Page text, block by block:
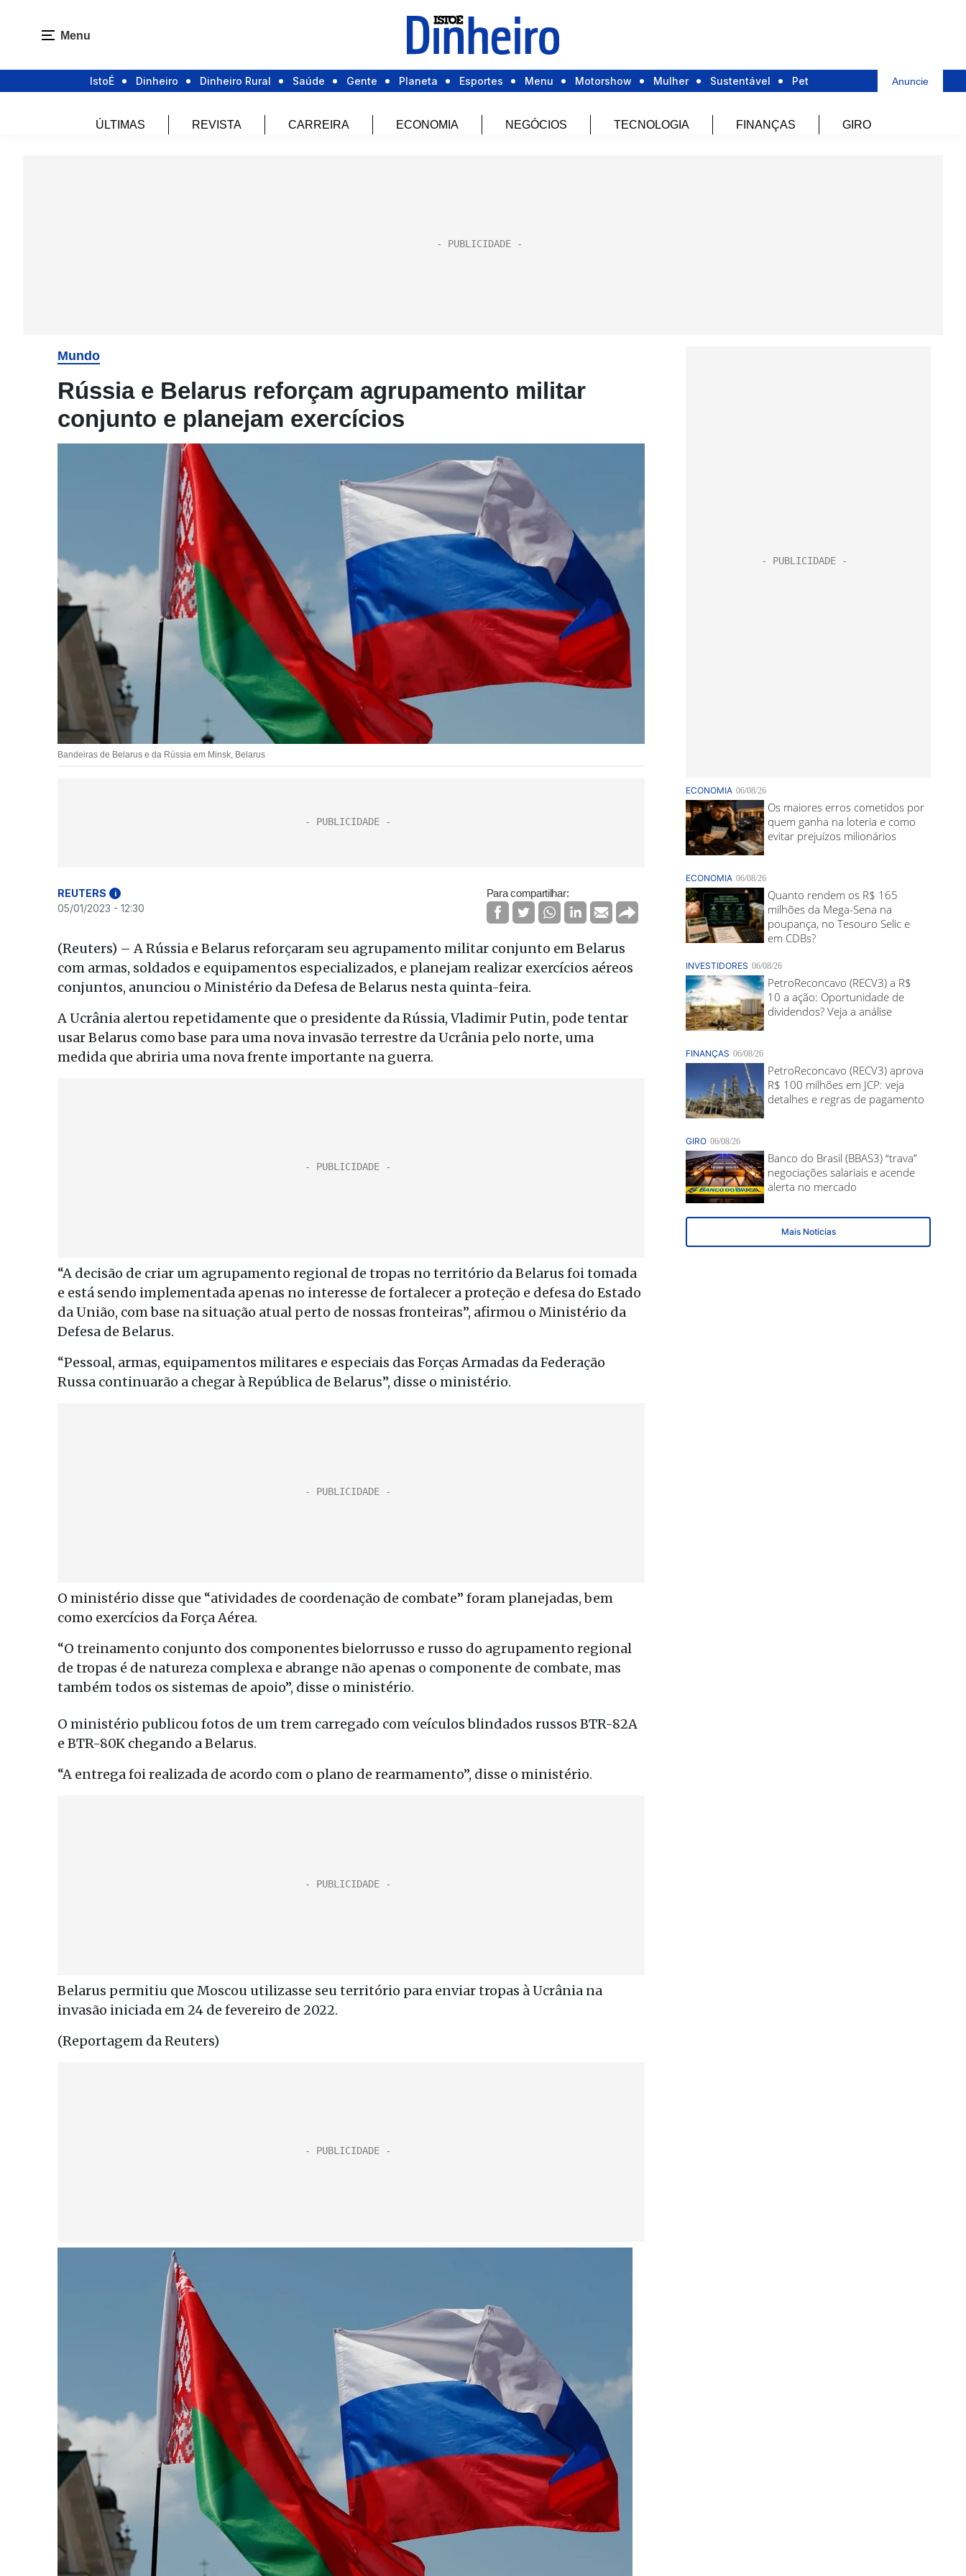
Menu
IstoÉ Dinheiro Dinheiro Rural Saúde Gente Planeta Esportes Menu Motorshow Mulher Sustentável Pet Anuncie
ÚLTIMAS REVISTA CARREIRA ECONOMIA NEGÓCIOS TECNOLOGIA FINANÇAS GIRO
Mundo
Rússia e Belarus reforçam agrupamento militar
conjunto e planejam exercícios
Bandeiras de Belarus e da Rússia em Minsk, Belarus
REUTERS i
05/01/2023 - 12:30
Para compartilhar:
(Reuters) – A Rússia e Belarus reforçaram seu agrupamento militar conjunto em Belarus
com armas, soldados e equipamentos especializados, e planejam realizar exercícios aéreos
conjuntos, anunciou o Ministério da Defesa de Belarus nesta quinta-feira.
A Ucrânia alertou repetidamente que o presidente da Rússia, Vladimir Putin, pode tentar
usar Belarus como base para uma nova invasão terrestre da Ucrânia pelo norte, uma
medida que abriria uma nova frente importante na guerra.
“A decisão de criar um agrupamento regional de tropas no território da Belarus foi tomada
e está sendo implementada apenas no interesse de fortalecer a proteção e defesa do Estado
da União, com base na situação atual perto de nossas fronteiras”, afirmou o Ministério da
Defesa de Belarus.
“Pessoal, armas, equipamentos militares e especiais das Forças Armadas da Federação
Russa continuarão a chegar à República de Belarus”, disse o ministério.
O ministério disse que “atividades de coordenação de combate” foram planejadas, bem
como exercícios da Força Aérea.
“O treinamento conjunto dos componentes bielorrusso e russo do agrupamento regional
de tropas é de natureza complexa e abrange não apenas o componente de combate, mas
também todos os sistemas de apoio”, disse o ministério.
O ministério publicou fotos de um trem carregado com veículos blindados russos BTR-82A
e BTR-80K chegando a Belarus.
“A entrega foi realizada de acordo com o plano de rearmamento”, disse o ministério.
Belarus permitiu que Moscou utilizasse seu território para enviar tropas à Ucrânia na
invasão iniciada em 24 de fevereiro de 2022.
(Reportagem da Reuters)